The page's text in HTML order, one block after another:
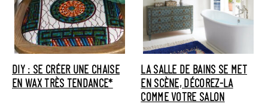
DIY : SE CRÉER UNE CHAISE
EN WAX TRÈS TENDANCE*
LA SALLE DE BAINS SE MET
EN SCÈNE, DÉCOREZ-LA
COMME VOTRE SALON